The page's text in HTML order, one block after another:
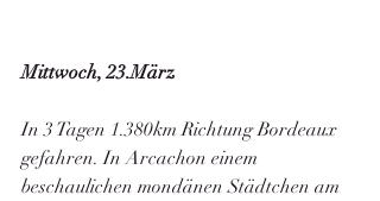
Mittwoch, 23.März
In 3 Tagen 1.380km Richtung Bordeaux
gefahren. In Arcachon einem
beschaulichen mondänen Städtchen am